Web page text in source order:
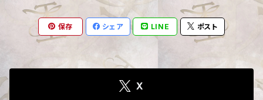
保存 シェア LINE ポスト
X